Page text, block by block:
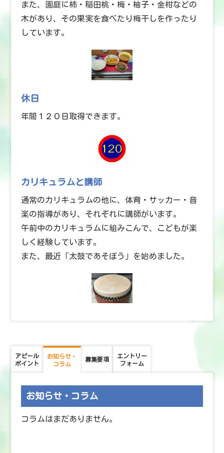
また、園庭に柿・稲田桃・梅・柚子・金柑などの
木があり、その果実を食べたり梅干しを作ったり
しています。
休日
年間１２０日取得できます。
カリキュラムと講師
通常のカリキュラムの他に、体育・サッカー・音
楽の指導があり、それぞれに講師がいます。
午前中のカリキュラムに組みこんで、こどもが楽
しく経験しています。
また、最近「太鼓であそぼう」を始めました。
アピール
ポイント
お知らせ・
コラム
募集要項
エントリー
フォーム
お知らせ・コラム
コラムはまだありません。